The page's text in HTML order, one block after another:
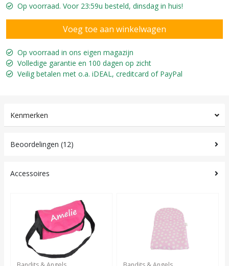
Op voorraad. Voor 23:59u besteld, dinsdag in huis!
Op voorraad in ons eigen magazijn
Volledige garantie en 100 dagen op zicht
Veilig betalen met o.a. iDEAL, creditcard of PayPal
Kenmerken
Beoordelingen (12)
Accessoires